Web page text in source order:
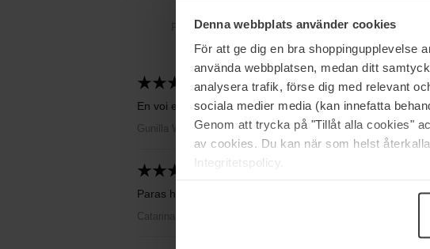
Denna webbplats använder cookies
För att ge dig en bra shoppingupplevelse
använda webbplatsen, medan ditt
analysera trafik, förse dig med relevant
sociala medier media (kan innefatta
Genom att trycka på "Tillåt alla cookies"
av cookies. Du kan när som helst
Integritetspolicy.
Perustuu 8 arvosteluun
2024-02-10
En voi elää ilman tätä upeaa tuotetta
Gunilla Wall
Paras huultenhoito. Erittäin tyytyväinen
Catarina Öhman